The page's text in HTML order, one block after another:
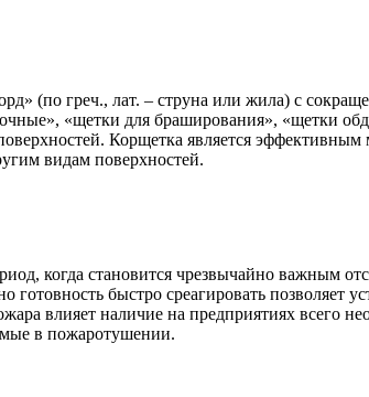
(по греч., лат. – струна или жила) с
«щетки для браширования», «щетки
Корщетка является
видам поверхностей.
когда становится чрезвычайно важным
быстро среагировать позволяет
влияет наличие на предприятиях всего
в пожаротушении.